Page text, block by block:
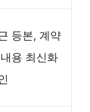
등본, 계약
용 최신화